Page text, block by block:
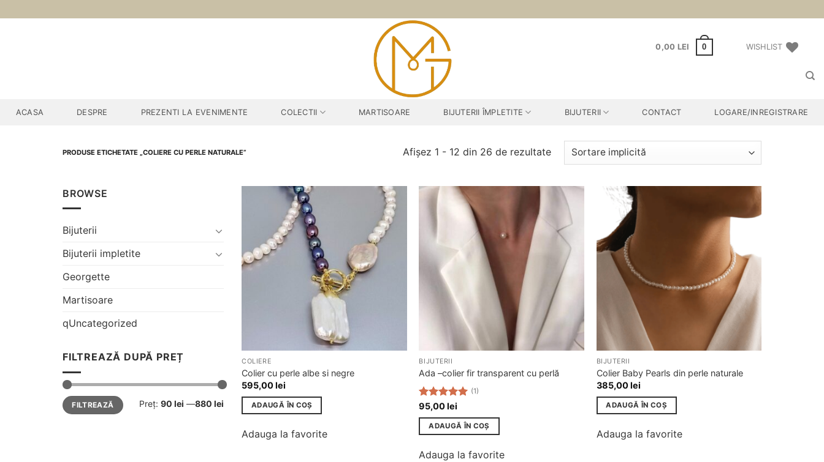
to
0,00 LEI 0 WISHLIST
ACASA DESPRE PREZENTI LA EVENIMENTE COLECTII MARTISOARE BIJUTERII ÎMPLETITE BIJUTERII CONTACT LOGARE/INREGISTRARE
PRODUSE ETICHETATE „COLIERE CU PERLE NATURALE” Afișez 1 - 12 din 26 de rezultate
BROWSE
Bijuterii
Bijuterii impletite
Georgette
Martisoare
qUncategorized
FILTREAZĂ DUPĂ PREȚ
Preț
minim
Preț
maxim
FILTREAZĂ Preț: 90 lei —880 lei
Adauga
la
favorite
COLIERE
Colier cu perle albe si negre
595,00lei
ADAUGĂ ÎN COȘ
Adauga la favorite
Adauga
la
favorite
BIJUTERII
Ada –colier fir transparent cu perlă
Evaluat la
5.00din 5
(1)
95,00lei
ADAUGĂ ÎN COȘ
Adauga la favorite
Adauga
BIJUTERII
Colier Baby Pearls din perle naturale
385,00lei
ADAUGĂ ÎN COȘ
Adauga la favorite